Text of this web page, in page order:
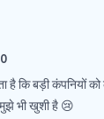
कि बड़ी कंपनियों
भी खुशी है 😢